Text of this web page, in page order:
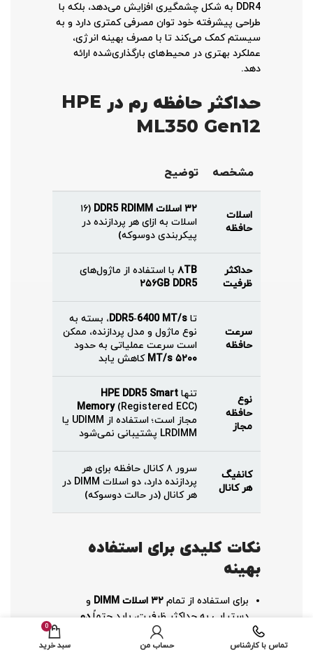
DDR4 به شکل چشمگیری افزایش می‌دهد، بلکه با
طراحی پیشرفته خود توان مصرفی کمتری دارد و به
سیستم کمک می‌کند تا با مصرف بهینه انرژی،
عملکرد بهتری در محیط‌های بارگذاری‌شده ارائه
دهد.
حداکثر حافظه رم در HPE
ML350 Gen12
مشخصه توضیح
اسلات
حافظه
۳۲ اسلات DDR5 RDIMM
(۱۶
اسلات به ازای هر پردازنده در
پیکربندی دو‌سوکه)
حداکثر
ظرفیت
۸TB با استفاده از ماژول‌های
۲۵۶GB DDR5
سرعت
حافظه
تا DDR5‑6400 MT/s، بسته به
نوع ماژول و مدل پردازنده، ممکن
است سرعت عملیاتی به حدود
۵۲۰۰ MT/s
کاهش یابد
نوع
حافظه
مجاز
تنها HPE DDR5 Smart
Memory(Registered ECC)
مجاز است؛ استفاده از UDIMM یا
LRDIMM پشتیبانی نمی‌شود
کانفیگ
هر کانال
سرور ۸ کانال حافظه برای هر
پردازنده دارد، دو اسلات DIMM در
هر کانال (در حالت دو‌سوکه)
نکات کلیدی برای استفاده
بهینه
برای استفاده از تمام ۳۲ اسلات DIMM
و
دستیابی به حداکثر ظرفیت، باید حتماًدو
تماس با کارشناس حساب من
0
سبد خرید